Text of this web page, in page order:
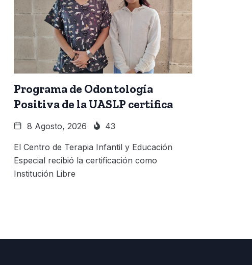
Programa de Odontología
Positiva de la UASLP certifica
8 Agosto, 2026 43
El Centro de Terapia Infantil y Educación
Especial recibió la certificación como
Institución Libre